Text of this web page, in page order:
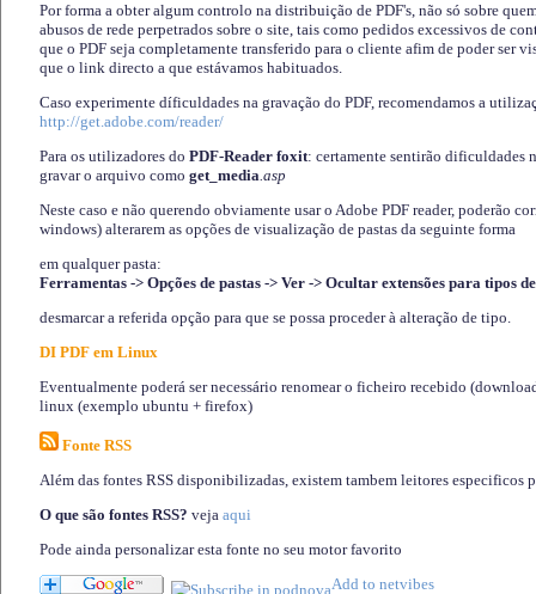
Por forma a obter algum controlo na distribuição de PDF's, não só sobre
abusos de rede perpetrados sobre o site, tais como pedidos excessivos de
que o PDF seja completamente transferido para o cliente afim de poder ser
que o link directo a que estávamos habituados.
Caso experimente díficuldades na gravação do PDF, recomendamos a
http://get.adobe.com/reader/
Para os utilizadores do PDF-Reader foxit: certamente sentirão dificuldades
gravar o arquivo como get_media.asp
Neste caso e não querendo obviamente usar o Adobe PDF reader, poderão
windows) alterarem as opções de visualização de pastas da seguinte forma
em qualquer pasta:
Ferramentas -> Opções de pastas -> Ver -> Ocultar extensões para tipos
desmarcar a referida opção para que se possa proceder à alteração de tipo.
DI PDF em Linux
Eventualmente poderá ser necessário renomear o ficheiro recebido
linux (exemplo ubuntu + firefox)
Fonte RSS
Além das fontes RSS disponibilizadas, existem tambem leitores especificos
O que são fontes RSS? veja aqui
Pode ainda personalizar esta fonte no seu motor favorito